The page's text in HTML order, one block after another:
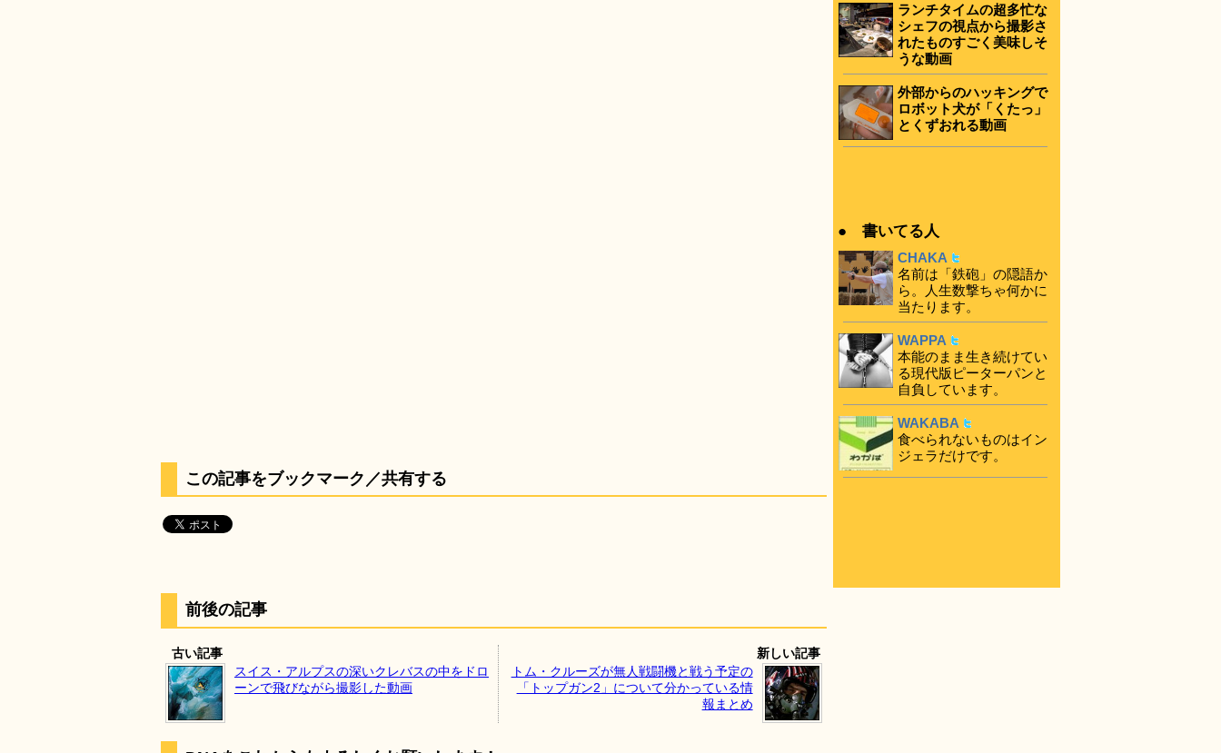
この記事をブックマーク／共有する
前後の記事
古い記事
スイス・アルプスの深いクレバスの中をドロ
ーンで飛びながら撮影した動画
新しい記事
トム・クルーズが無人戦闘機と戦う予定の
「トップガン2」について分かっている情
報まとめ
ランチタイムの超多忙な
シェフの視点から撮影さ
れたものすごく美味しそ
うな動画
外部からのハッキングで
ロボット犬が「くたっ」
とくずおれる動画
● 書いてる人
CHAKA
名前は「鉄砲」の隠語か
ら。人生数撃ちゃ何かに
当たります。
WAPPA
本能のまま生き続けてい
る現代版ピーターパンと
自負しています。
WAKABA
食べられないものはイン
ジェラだけです。